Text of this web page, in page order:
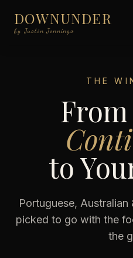
DOWNUNDER
by Justin Jennings
THE
From
to
Portuguese,
picked to go with the
the